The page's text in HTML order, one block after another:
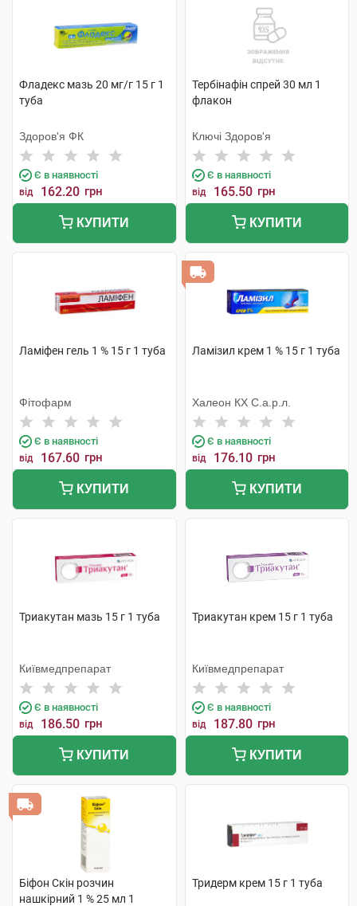
Фладекс мазь 20 мг/г 15 г 1
туба
Здоров'я ФК
Є в наявності
від 162.20 грн
КУПИТИ
Тербінафін спрей 30 мл 1
флакон
Ключі Здоров'я
Є в наявності
від 165.50 грн
КУПИТИ
Ламіфен гель 1 % 15 г 1 туба
Фітофарм
Є в наявності
від 167.60 грн
КУПИТИ
Ламізил крем 1 % 15 г 1 туба
Халеон КХ С.а.р.л.
Є в наявності
від 176.10 грн
КУПИТИ
Триакутан мазь 15 г 1 туба
Київмедпрепарат
Є в наявності
від 186.50 грн
КУПИТИ
Триакутан крем 15 г 1 туба
Київмедпрепарат
Є в наявності
від 187.80 грн
КУПИТИ
Біфон Скін розчин
нашкірний 1 % 25 мл 1
Тридерм крем 15 г 1 туба